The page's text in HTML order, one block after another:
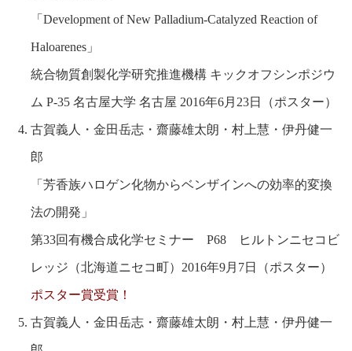
「Development of New Palladium-Catalyzed Reaction of
Haloarenes」
統合物質創製化学研究推進機構 キックオフシンポジウ
ム P-35 名古屋大学 名古屋 2016年6月23日（ポスター）
古賀義人・金田岳志・齋藤雄太朗・村上慧・伊丹健一
郎
「芳香族ハロゲン化物からベンザインへの効率的変換
法の開発」
第33回有機合成化学セミナー P68 ヒルトンニセコビ
レッジ（北海道ニセコ町）2016年9月7日（ポスター）
ポスター賞受賞！
古賀義人・金田岳志・齋藤雄太朗・村上慧・伊丹健一